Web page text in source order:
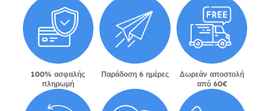
100% ασφαλής
πληρωμή
Παράδοση 6 ημέρες
Δωρεάν αποστολή
από 60€